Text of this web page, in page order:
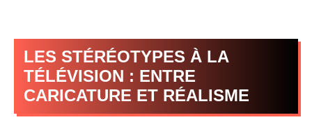
LES STÉRÉOTYPES À LA
TÉLÉVISION : ENTRE
CARICATURE ET RÉALISME